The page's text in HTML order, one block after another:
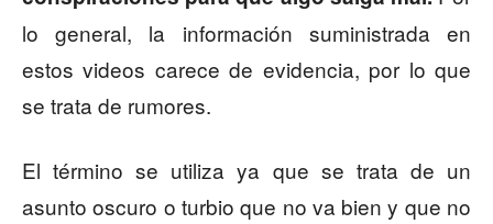
lo general, la información suministrada en
estos videos carece de evidencia, por lo que
se trata de rumores.
El término se utiliza ya que se trata de un
asunto oscuro o turbio que no va bien y que no